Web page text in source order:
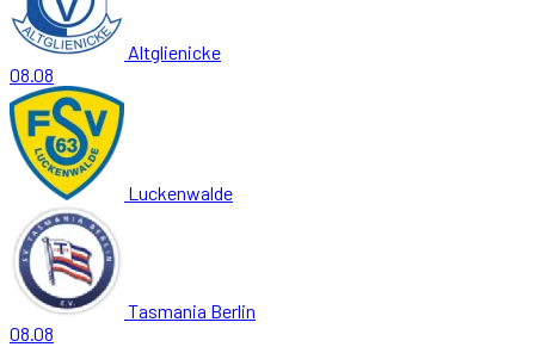
Altglienicke
08.08
Luckenwalde
Tasmania Berlin
08.08